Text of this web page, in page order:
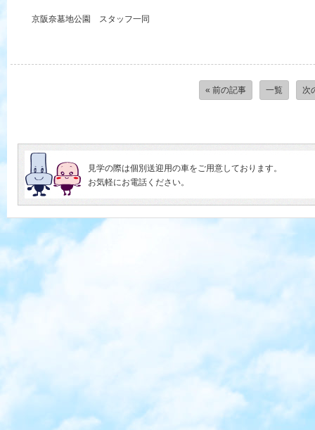
京阪奈墓地公園 スタッフ一同
« 前の記事 一覧 次
見学の際は個別送迎用の車をご用意しております。
お気軽にお電話ください。